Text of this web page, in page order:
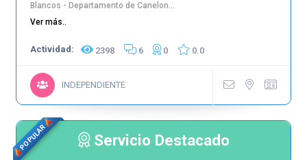
Blancos - Departamento de Canelon...
Ver más..
Actividad: 2398 6 0 0.0
INDEPENDIENTE
POPULAR Servicio Destacado